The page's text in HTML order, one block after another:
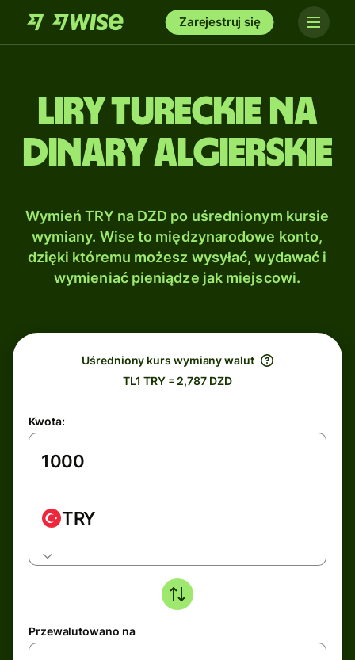
Zarejestruj się
Liry tureckie na
Dinary algierskie
Wymień TRY na DZD po uśrednionym kursie
wymiany. Wise to międzynarodowe konto,
dzięki któremu możesz wysyłać, wydawać i
wymieniać pieniądze jak miejscowi.
Uśredniony kurs wymiany walut
TL1 TRY = 2,787 DZD
Kwota:
TRY
Przewalutowano na